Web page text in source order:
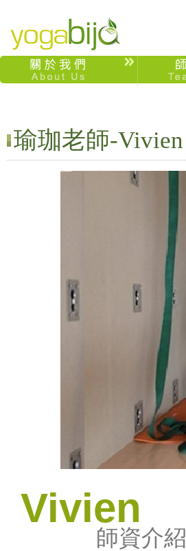
瑜珈老師-Vivien
Vivien
師資介紹